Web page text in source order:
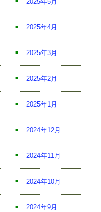
2025年4月
2025年3月
2025年2月
2025年1月
2024年12月
2024年11月
2024年10月
2024年9月